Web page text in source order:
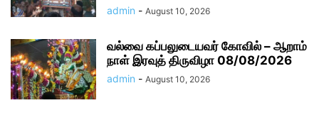
admin - August 10, 2026
வல்வை கப்பலுடையவர் கோவில் – ஆறாம்
நாள் இரவுத் திருவிழா 08/08/2026
admin - August 10, 2026